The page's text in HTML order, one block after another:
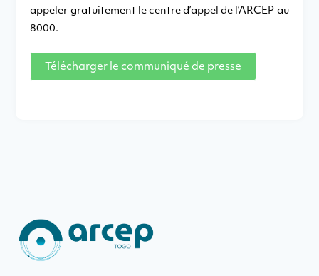
appeler gratuitement le centre d’appel de l’ARCEP au
8000.
Télécharger le communiqué de presse